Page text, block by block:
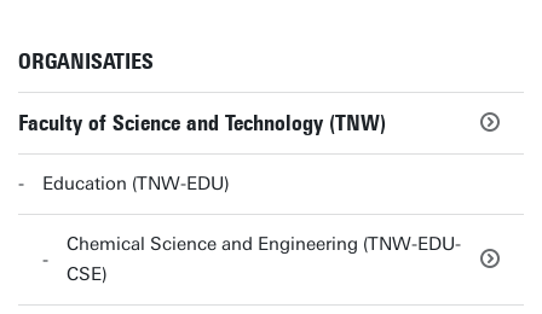
ORGANISATIES
Faculty of Science and Technology (TNW)
Education (TNW-EDU)
Chemical Science and Engineering (TNW-EDU-
CSE)